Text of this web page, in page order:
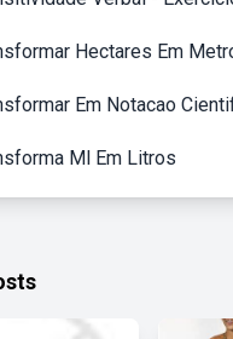
Hectares Em
Em Notacao
Ml Em Litros